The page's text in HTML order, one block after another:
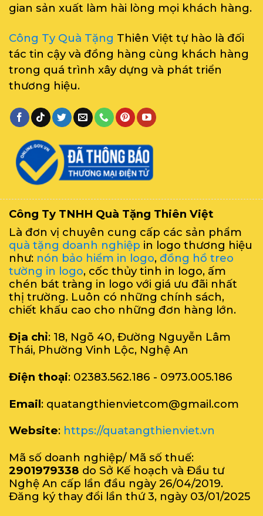
gian sản xuất làm hài lòng mọi khách hàng.
Công Ty Quà Tặng Thiên Việt tự hào là đối
tác tin cậy và đồng hàng cùng khách hàng
trong quá trình xây dựng và phát triển
thương hiệu.
Công Ty TNHH Quà Tặng Thiên Việt
Là đơn vị chuyên cung cấp các sản phẩm
quà tặng doanh nghiệp in logo thương hiệu
như: nón bảo hiểm in logo, đồng hồ treo
tường in logo, cốc thủy tinh in logo, ấm
chén bát tràng in logo với giá ưu đãi nhất
thị trường. Luôn có những chính sách,
chiết khấu cao cho những đơn hàng lớn.
Địa chỉ: 18, Ngõ 40, Đường Nguyễn Lâm
Thái, Phường Vinh Lộc, Nghệ An
Điện thoại: 02383.562.186 - 0973.005.186
Email: quatangthienvietcom@gmail.com
Website: https://quatangthienviet.vn
Mã số doanh nghiệp/ Mã số thuế:
2901979338 do Sở Kế hoạch và Đầu tư
Nghệ An cấp lần đầu ngày 26/04/2019.
Đăng ký thay đổi lần thứ 3, ngày 03/01/2025